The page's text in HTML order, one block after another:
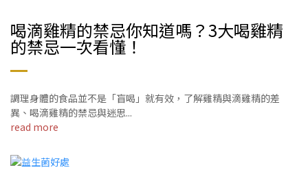
喝滴雞精的禁忌你知道嗎？3大喝雞精
的禁忌一次看懂！
調理身體的食品並不是「盲喝」就有效，了解雞精與滴雞精的差
異、喝滴雞精的禁忌與迷思...
read more